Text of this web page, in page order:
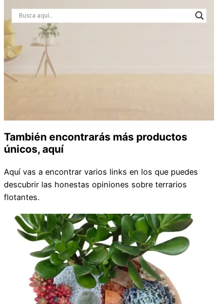
También encontrarás más productos
únicos, aquí
Aquí vas a encontrar varios links en los que puedes
descubrir las honestas opiniones sobre terrarios
flotantes.